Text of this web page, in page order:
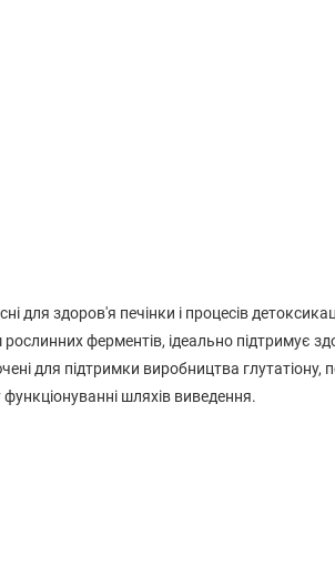
для здоров'я печінки і процесів
ферментів, ідеально підтримує
для підтримки виробництва глутатіону,
шляхів виведення.